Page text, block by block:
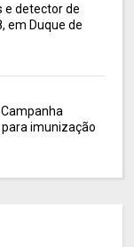
e detector de
em Duque de
imunização